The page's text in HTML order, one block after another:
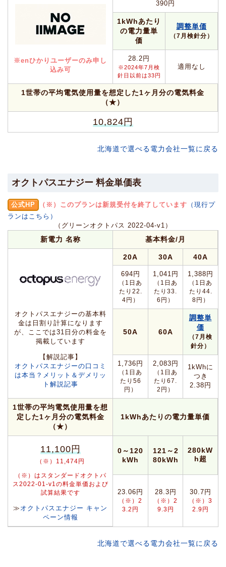
※enひかりユーザーのみ申し
込み可
390円
1kWhあたり
の電力量単
価
調整単価
（7月検針分）
28.2円
※2024年7月検
針日以前は33円
適用なし
1世帯の平均電気使用量を想定した1ヶ月分の電気料金
（★）
10,824円
北海道で選べる電力会社一覧に戻る
オクトパスエナジー 料金単価表
公式HP （※）このプランは新規受付を終了しています （現行プ
ランはこちら）
（グリーンオクトパス 2022-04-v1）
新電力 名称 基本料金/月
オクトパスエナジーの基本料
金は日割り計算になります
が、ここでは31日分の料金を
掲載しています
【解説記事】
オクトパスエナジーの口コミ
は本当？メリット＆デメリッ
ト解説記事
20A 30A 40A
694円
（1日あ
たり22.
4円）
1,041円
（1日あ
たり33.
6円）
1,388円
（1日あ
たり44.
8円）
50A 60A
調整単
価
（7月検
針分）
1,736円
（1日あ
たり56
円）
2,083円
（1日あ
たり67.
2円）
1kWhに
つき
2.38円
1世帯の平均電気使用量を想
定した1ヶ月分の電気料金
（★）
1kWhあたりの電力量単価
11,100円
（※）11,474円
（※）はスタンダードオクトパ
ス2022-01-v1の料金単価および
試算結果です
≫ オクトパスエナジー キャン
ペーン情報
0～120
kWh
121～2
80kWh
280kW
h超
23.06円
（※）2
3.2円
28.3円
（※）2
9.3円
30.7円
（※）3
2.9円
北海道で選べる電力会社一覧に戻る